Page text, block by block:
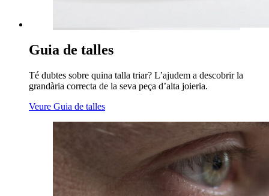
Guia de talles
Té dubtes sobre quina talla triar? L’ajudem a descobrir la
grandària correcta de la seva peça d’alta joieria.
Veure Guia de talles